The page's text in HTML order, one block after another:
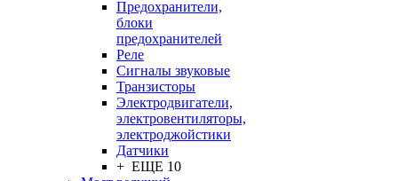
Предохранители,
блоки
предохранителей
Реле
Сигналы звуковые
Транзисторы
Электродвигатели,
электровентиляторы,
электроджойстики
Датчики
+ ЕЩЕ 10